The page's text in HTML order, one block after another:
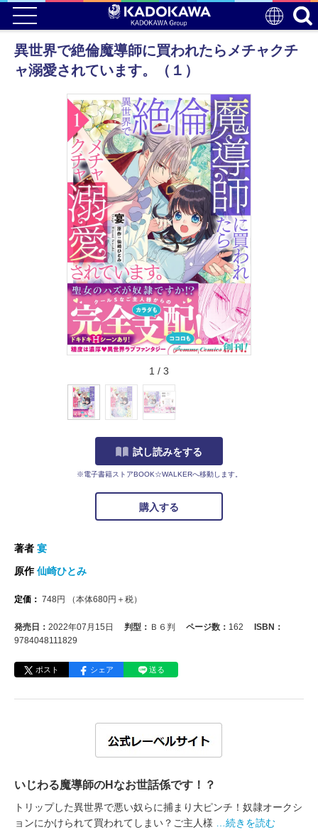
異世界で絶倫魔導師に買われたらメチャクチ
ャ溺愛されています。（１）
1 / 3
試し読みをする
※電子書籍ストアBOOK☆WALKERへ移動します。
購入する
著者 宴
原作仙崎ひとみ
定価： 748円 （本体680円＋税）
発売日： 2022年07月15日 判型： Ｂ６判 ページ数： 162
ISBN：
9784048111829
ポスト シェア 送る
いじわる魔導師のHなお世話係です！？
トリップした異世界で悪い奴らに捕まり大ピンチ！奴隷オークシ
ョンにかけられて買われてしまい？ご主人様
…続きを読む